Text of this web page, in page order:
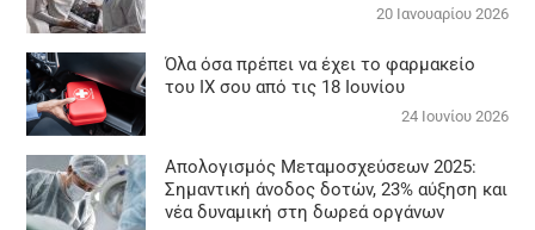
20 Ιανουαρίου 2026
Όλα όσα πρέπει να έχει το φαρμακείο
του ΙΧ σου από τις 18 Ιουνίου
24 Ιουνίου 2026
Απολογισμός Μεταμοσχεύσεων 2025:
Σημαντική άνοδος δοτών, 23% αύξηση και
νέα δυναμική στη δωρεά οργάνων